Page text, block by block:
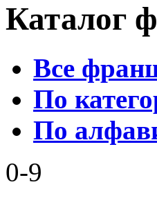
Каталог
Все
По
По
0-9